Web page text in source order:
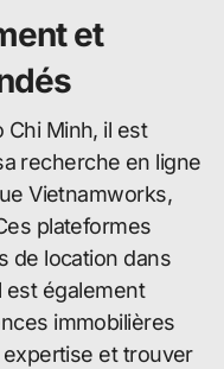
et
Minh, il est
recherche en ligne
Vietnamworks,
plateformes
de location dans
est également
immobilières
et trouver